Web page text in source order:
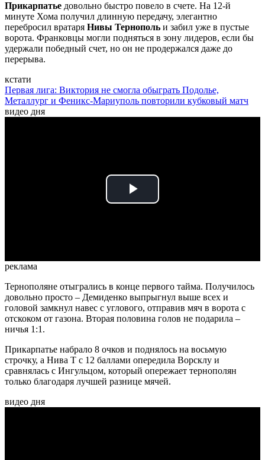
Прикарпатье довольно быстро повело в счете. На 12-й
минуте Хома получил длинную передачу, элегантно
перебросил вратаря Нивы Тернополь и забил уже в пустые
ворота. Франковцы могли подняться в зону лидеров, если бы
удержали победный счет, но он не продержался даже до
перерыва.
кстати
Первая лига: Виктория не смогла обыграть Подолье,
Металлург и Феникс-Мариуполь повторили кубковый матч
видео дня
Play
реклама
Тернополяне отыгрались в конце первого тайма. Получилось
довольно просто – Демиденко выпрыгнул выше всех и
головой замкнул навес с углового, отправив мяч в ворота с
отскоком от газона. Вторая половина голов не подарила –
ничья 1:1.
Прикарпатье набрало 8 очков и поднялось на восьмую
строчку, а Нива Т с 12 баллами опередила Ворсклу и
сравнялась с Ингульцом, который опережает тернополян
только благодаря лучшей разнице мячей.
видео дня